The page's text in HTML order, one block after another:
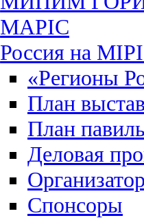
MAPIC
Россия на
«Регионы
План
План
Деловая
Спонсоры